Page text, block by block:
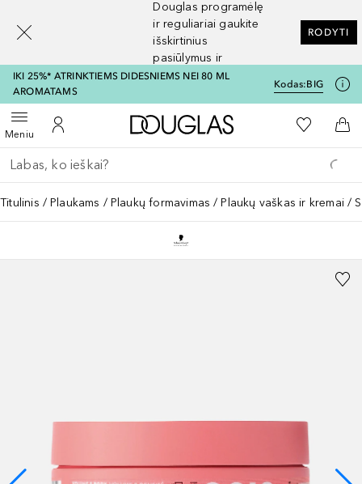
Douglas programėlę
ir reguliariai gaukite
išskirtinius
pasiūlymus ir
nuolaidas
RODYTI
IKI 25%* ATRINKTIEMS DIDESNIEMS NEI 80 ML
AROMATAMS
Kodas:BIG
MeniuAtidaryti meniuĮ mano paskyrą
Į Douglas pagrindinį
Į mano
Į
Grįžk atgal
Vykdykite paiešką
Titulinis Plaukams Plaukų formavimas Plaukų vaškas ir kremai
[navigation.slideout.screenreader]